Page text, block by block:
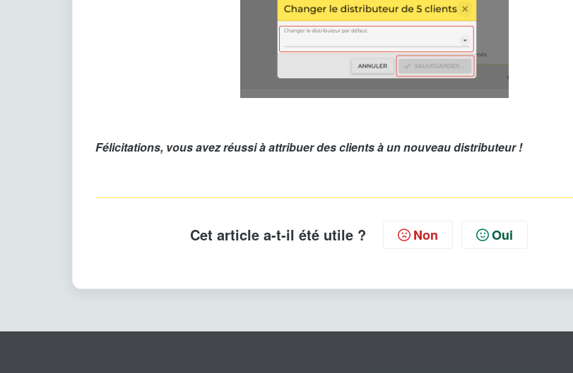
Félicitations, vous avez réussi à attribuer des clients à un nouveau distributeur !
Cet article a-t-il été utile ? Non Oui